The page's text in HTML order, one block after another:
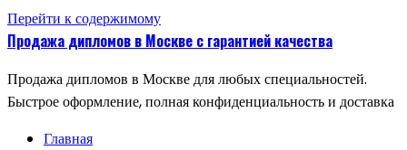
Перейти к содержимому
Продажа дипломов в Москве с гарантией качества
Продажа дипломов в Москве для любых специальностей.
Быстрое оформление, полная конфиденциальность и доставка
Главная